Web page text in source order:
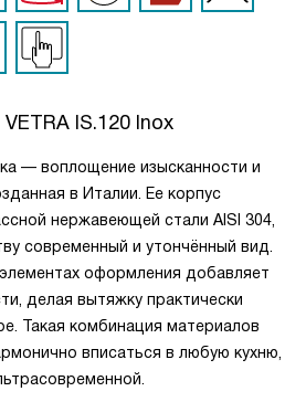
VETRA IS.120 Inox
— воплощение изысканности и
в Италии. Ее корпус
нержавеющей стали AISI 304,
современный и утончённый вид.
оформления добавляет
делая вытяжку практически
Такая комбинация материалов
вписаться в любую кухню,